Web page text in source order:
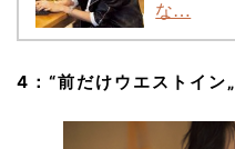
な…
4： “前だけウエストイン„